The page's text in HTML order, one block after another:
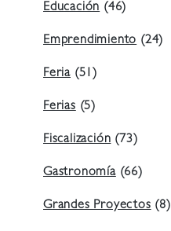
Educación (46)
Emprendimiento (24)
Feria (51)
Ferias (5)
Fiscalización (73)
Gastronomía(66)
Grandes Proyectos (8)